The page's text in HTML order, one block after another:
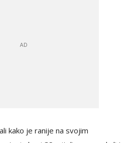
kako je ranije na svojim